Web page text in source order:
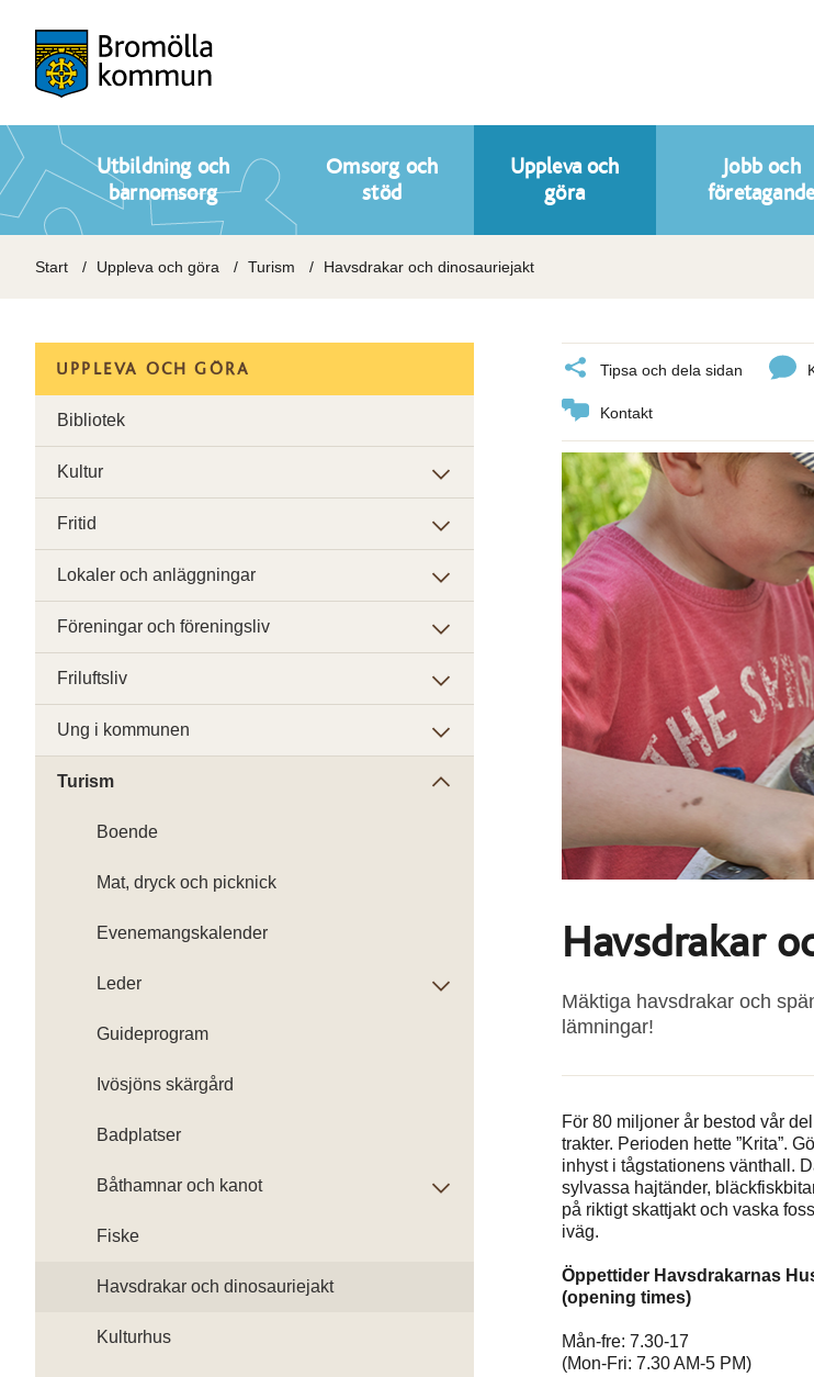
Utbildning och
barnomsorg
Omsorg och
stöd
Uppleva och
göra
Jobb och
Start Uppleva och göra Turism Havsdrakar och dinosauriejakt
Tipsa och dela sidan
Kontakt
Havsdrakar
Mäktiga havsdrakar och
lämningar!
För 80 miljoner år bestod vår
trakter. Perioden hette ”Krita”.
inhyst i tågstationens vänthall.
sylvassa hajtänder,
på riktigt skattjakt och vaska
iväg.
Öppettider Havsdrakarnas
(opening times)
Mån-fre: 7.30-17
(Mon-Fri: 7.30 AM-5 PM)
UPPLEVA OCH GÖRA
Bibliotek
Kultur
Fritid
Lokaler och anläggningar
Föreningar och föreningsliv
Friluftsliv
Ung i kommunen
Turism
Boende
Mat, dryck och picknick
Evenemangskalender
Leder
Guideprogram
Ivösjöns skärgård
Badplatser
Båthamnar och kanot
Fiske
Havsdrakar och dinosauriejakt
Kulturhus